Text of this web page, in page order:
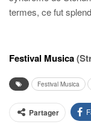
termes, ce fut
Festival Musica
Festival Musica
Partager